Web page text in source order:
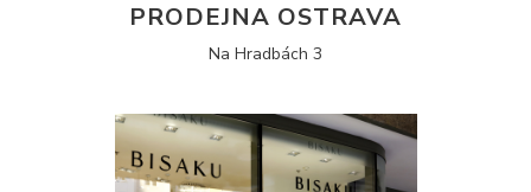
PRODEJNA OSTRAVA
Na Hradbách 3